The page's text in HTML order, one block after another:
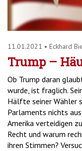
11.01.2021 • Eckhard
Trump –
Ob Trump daran
wurde, ist fraglich.
Hälfte seiner Wähler
Parlaments nichts
Amerika verteidigen
Recht und warum
ihren Stimmen?